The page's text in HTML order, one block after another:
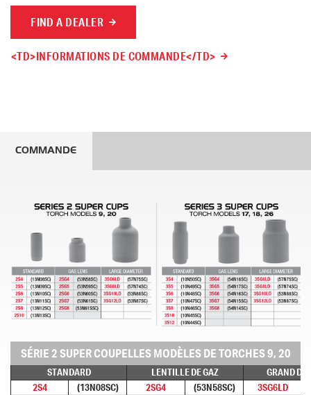
FIND A DEALER
<TD>INFORMATIONS DE COMMANDE</TD>
COMMANDE
SÉRIE 2 SUPER COUPELLES MODÈLES DE TORCHES 9, 20
STANDARD LENTILLE DE GAZ
GRAND
2S4
(13N08SC) 2SG4 (53N58SC) 3SG6LD